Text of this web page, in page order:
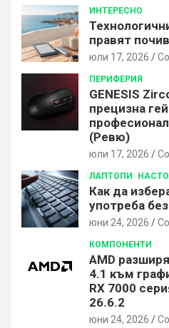
ИНТЕРЕСНО
правят
юли 17, 2026
ПЕРИФЕРИЯ
GENESIS
прецизна
(Ревю)
юли 17, 2026
ЛАПТОПИ
Как да
употреба
юни 24, 2026
КОМПОНЕНТИ
AMD
4.1 към
RX 7000
26.6.2
юни 24, 2026